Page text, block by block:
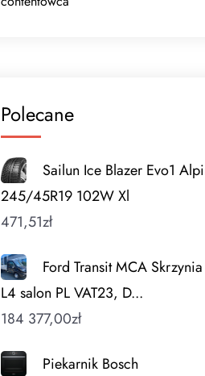
Polecane
Sailun Ice Blazer Evo1
245/45R19 102W Xl
471,51zł
Ford Transit MCA Skrzynia
L4 salon PL VAT23, D...
184 377,00zł
Piekarnik Bosch